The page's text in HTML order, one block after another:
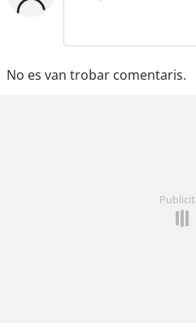
No es van trobar comentaris.